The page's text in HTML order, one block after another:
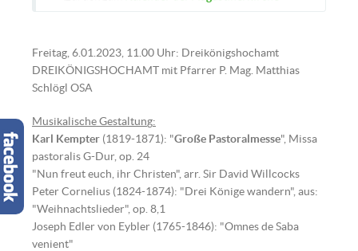
Freitag, 6.01.2023, 11.00 Uhr: Dreikönigshochamt
DREIKÖNIGSHOCHAMT mit Pfarrer P. Mag. Matthias
Schlögl OSA
Musikalische Gestaltung:
Karl Kempter (1819-1871): "Große Pastoralmesse", Missa
pastoralis G-Dur, op. 24
"Nun freut euch, ihr Christen", arr. Sir David Willcocks
Peter Cornelius (1824-1874): "Drei Könige wandern", aus:
"Weihnachtslieder", op. 8,1
Joseph Edler von Eybler (1765-1846): "Omnes de Saba
venient"